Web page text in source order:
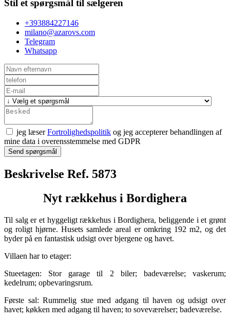
Stil et spørgsmål til sælgeren
+393884227146
milano@azarovs.com
Telegram
Whatsapp
jeg læserFortrolighedspolitik og jeg accepterer behandlingen af
mine data i overensstemmelse med GDPR
Send spørgsmål
Beskrivelse Ref. 5873
Nyt rækkehus i Bordighera
Til salg er et hyggeligt rækkehus i Bordighera, beliggende i et grønt
og roligt hjørne. Husets samlede areal er omkring 192 m2, og det
byder på en fantastisk udsigt over bjergene og havet.
Villaen har to etager:
Stueetagen: Stor garage til 2 biler; badeværelse; vaskerum;
kedelrum; opbevaringsrum.
Første sal: Rummelig stue med adgang til haven og udsigt over
havet; køkken med adgang til haven; to soveværelser; badeværelse.